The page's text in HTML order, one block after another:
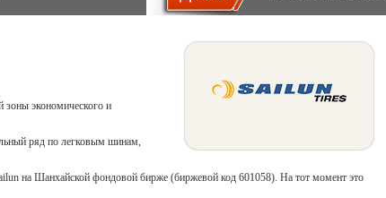
зоны экономического и
ряд по легковым шинам,
на Шанхайской фондовой бирже (биржевой код 601058). На тот момент это